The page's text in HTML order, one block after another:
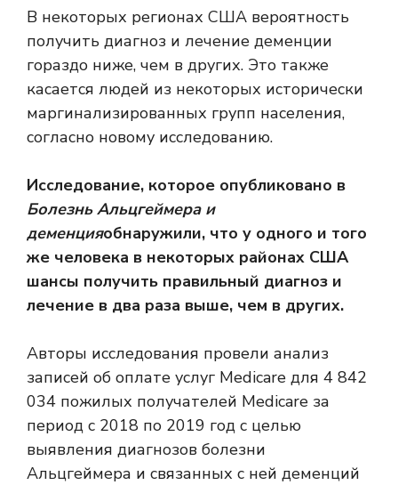
В некоторых регионах США вероятность
получить диагноз и лечение деменции
гораздо ниже, чем в других. Это также
касается людей из некоторых исторически
маргинализированных групп населения,
согласно новому исследованию.
Исследование, которое опубликовано в
Болезнь Альцгеймера и
деменцияобнаружили, что у одного и того
же человека в некоторых районах США
шансы получить правильный диагноз и
лечение в два раза выше, чем в других.
Авторы исследования провели анализ
записей об оплате услуг Medicare для 4 842
034 пожилых получателей Medicare за
период с 2018 по 2019 год с целью
выявления диагнозов болезни
Альцгеймера и связанных с ней деменций